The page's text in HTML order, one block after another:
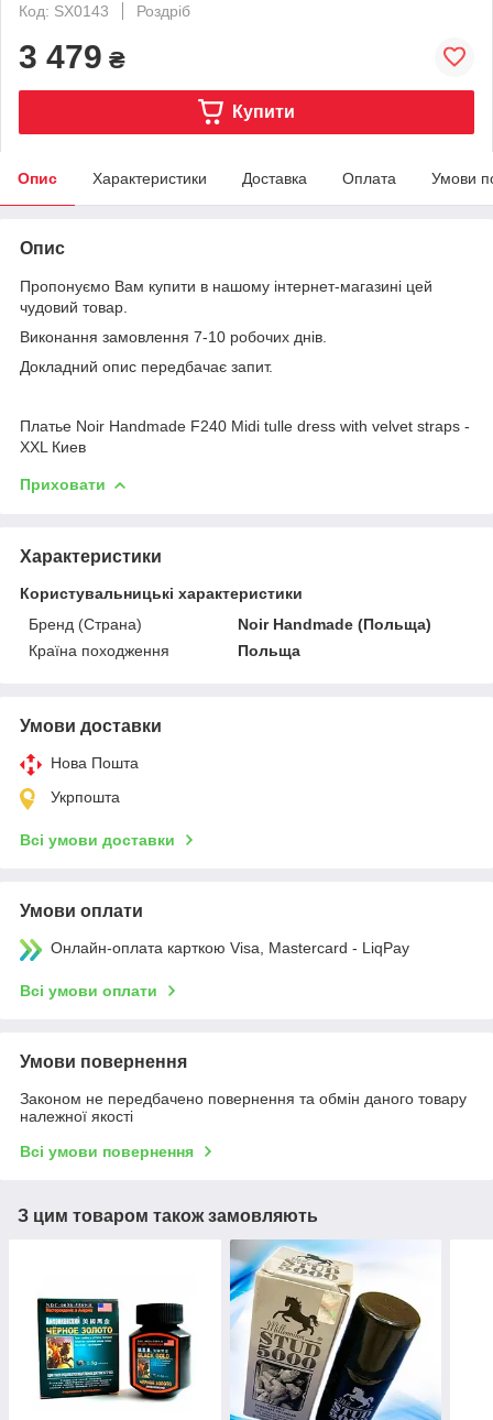
Код: SX0143
Роздріб
3 479 ₴
Купити
Опис Характеристики Доставка Оплата Умови
Опис
Пропонуємо Вам купити в нашому інтернет-магазині цей
чудовий товар.
Виконання замовлення 7-10 робочих днів.
Докладний опис передбачає запит.
Платье Noir Handmade F240 Midi tulle dress with velvet straps -
XXL Киев
Приховати
Характеристики
Користувальницькі характеристики
Бренд (Страна)
Noir Handmade (Польща)
Країна походження
Польща
Умови доставки
Нова Пошта
Укрпошта
Всі умови доставки
Умови оплати
Онлайн-оплата карткою Visa, Mastercard - LiqPay
Всі умови оплати
Умови повернення
Законом не передбачено повернення та обмін даного товару
належної якості
Всі умови повернення
З цим товаром також замовляють